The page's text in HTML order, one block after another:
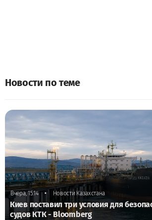
Новости по теме
Вчера, 15:14 • Новости Казахстана
Киев поставил три условия для
судов КТК - Bloomberg